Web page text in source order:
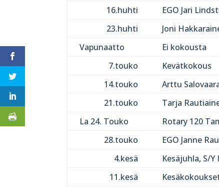
16.huhti
EGO Jari
23.huhti
Joni
Vapunaatto
Ei kokousta
7.touko
Kevätkokous
14.touko
Arttu
21.touko
Tarja
La 24. Touko
Rotary 120
28.touko
EGO Janne
4.kesä
Kesäjuhla, S/
11.kesä